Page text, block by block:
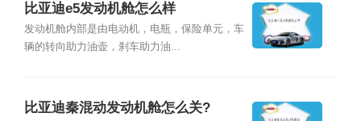
比亚迪e5发动机舱怎么样
发动机舱内部是由电动机，电瓶，保险单元，车
辆的转向助力油壶，刹车助力油...
比亚迪秦混动发动机舱怎么关?